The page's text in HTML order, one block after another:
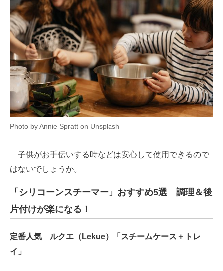
Photo by Annie Spratt on Unsplash
子供がお手伝いする時などは安心して使用できるので
はないでしょうか。
「シリコーンスチーマー」おすすめ5選 調理＆後
片付けが楽になる！
定番人気 ルクエ（Lekue）「スチームケース＋トレ
イ」